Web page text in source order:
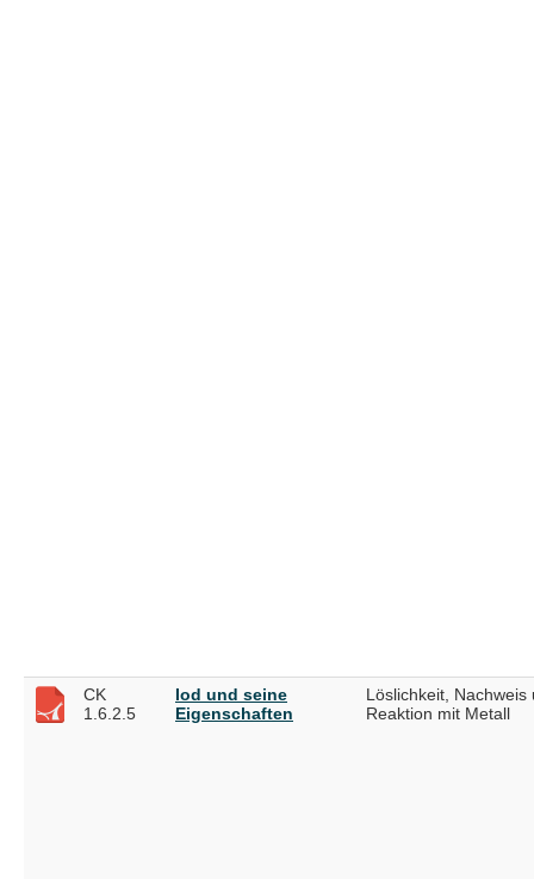
CK
1.6.2.5
Iod und seine
Eigenschaften
Löslichkeit, Nachweis
Reaktion mit Metall